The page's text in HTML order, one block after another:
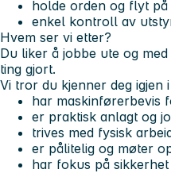
holde orden og flyt på
enkel kontroll av
Hvem ser vi etter?
Du liker å jobbe ute og
ting gjort.
Vi tror du kjenner deg igjen
har maskinførerbevis
er praktisk anlagt og
trives med fysisk
er pålitelig og møter
har fokus på sikkerhet